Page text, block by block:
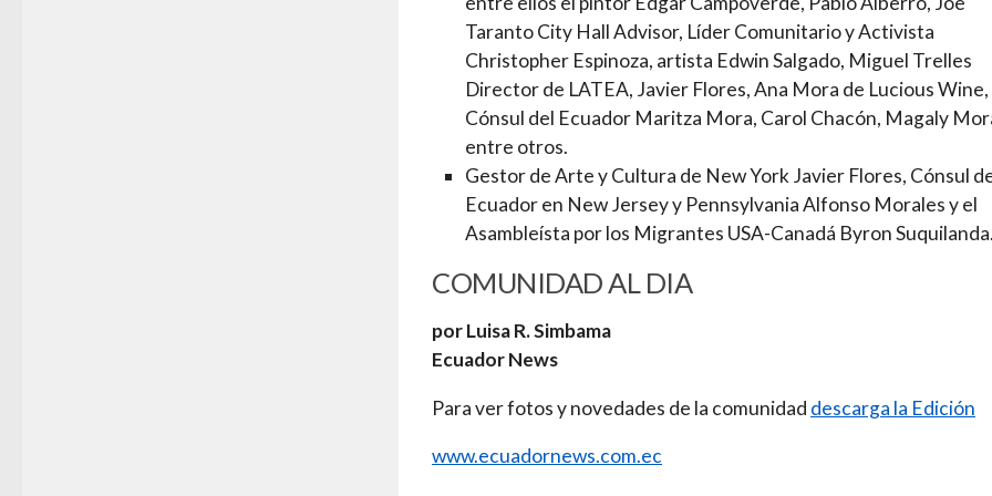
Taranto City Hall Advisor, Líder Comunitario y Activista
Christopher Espinoza, artista Edwin Salgado, Miguel Trelles
Director de LATEA, Javier Flores, Ana Mora de Lucious Wine,
Cónsul del Ecuador Maritza Mora, Carol Chacón, Magaly
entre otros.
Gestor de Arte y Cultura de New York Javier Flores, Cónsul
Ecuador en New Jersey y Pennsylvania Alfonso Morales y el
Asambleísta por los Migrantes USA-Canadá Byron Suquilanda.
COMUNIDAD AL DIA
por Luisa R. Simbama
Ecuador News
Para ver fotos y novedades de la comunidad descarga la Edición
www.ecuadornews.com.ec